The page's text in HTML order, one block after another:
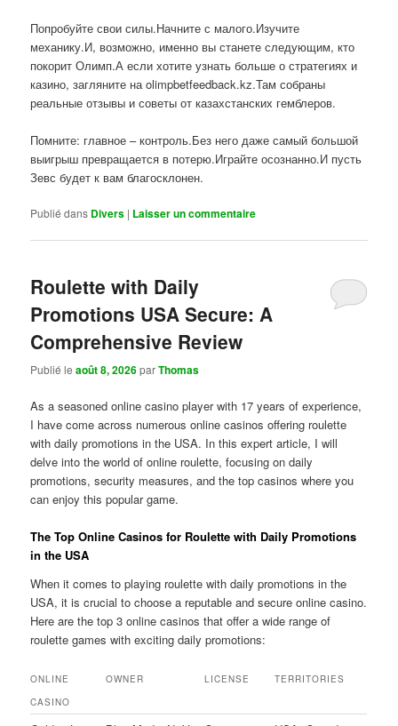
Попробуйте свои силы.Начните с малого.Изучите
механику.И, возможно, именно вы станете следующим, кто
покорит Олимп.А если хотите узнать больше о стратегиях и
казино, загляните на olimpbetfeedback.kz.Там собраны
реальные отзывы и советы от казахстанских гемблеров.
Помните: главное – контроль.Без него даже самый большой
выигрыш превращается в потерю.Играйте осознанно.И пусть
Зевс будет к вам благосклонен.
Publié dans Divers | Laisser un commentaire
Roulette with Daily
Promotions USA Secure: A
Comprehensive Review
Publié leaoût 8, 2026parThomas
As a seasoned online casino player with 17 years of experience,
I have come across numerous online casinos offering roulette
with daily promotions in the USA. In this expert article, I will
delve into the world of online roulette, focusing on daily
promotions, security measures, and the top casinos where you
can enjoy this popular game.
The Top Online Casinos for Roulette with Daily Promotions
in the USA
When it comes to playing roulette with daily promotions in the
USA, it is crucial to choose a reputable and secure online casino.
Here are the top 3 online casinos that offer a wide range of
roulette games with exciting daily promotions:
ONLINE
CASINO
OWNER LICENSE TERRITORIES